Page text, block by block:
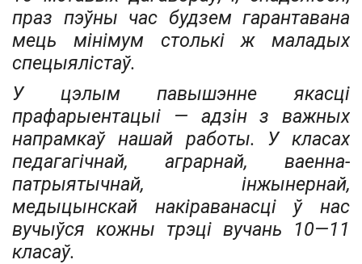
праз пэўны час будзем гарантавана
мець мінімум столькі ж маладых
спецыялістаў.
У цэлым павышэнне якасці
прафарыентацыі — адзін з важных
напрамкаў нашай работы. У класах
педагагічнай, аграрнай, ваенна-
патрыятычнай, інжынернай,
медыцынскай накіраванасці ў нас
вучыўся кожны трэці вучань 10—11
класаў.